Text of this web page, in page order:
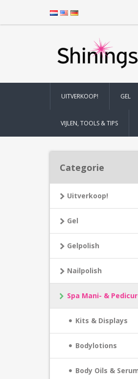
UITVERKOOP! GEL
VIJLEN, TOOLS & TIPS
Categorie
Uitverkoop!
Gel
Gelpolish
Nailpolish
Spa Mani- &
Kits & Displays
Bodylotions
Body Oils &